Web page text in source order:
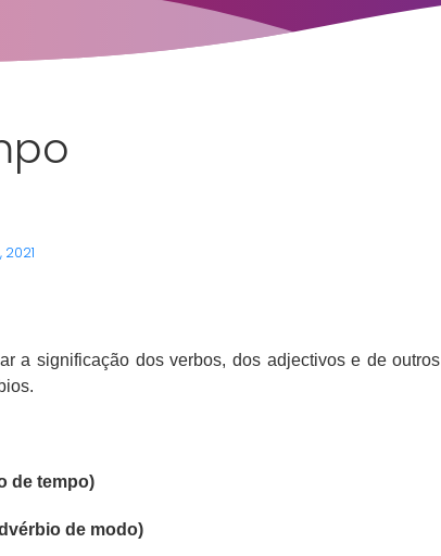
a significação dos verbos, dos adjectivos e de outros
de tempo)
de modo)